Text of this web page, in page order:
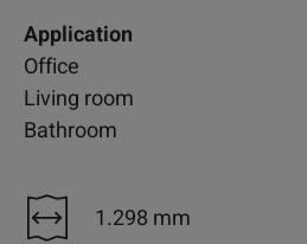
Application
Office
Living room
Bathroom
1.298 mm